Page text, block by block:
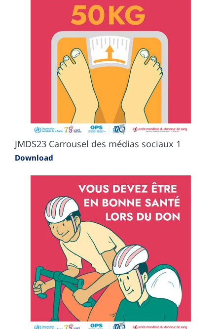
JMDS23 Carrousel des médias sociaux 1
Download